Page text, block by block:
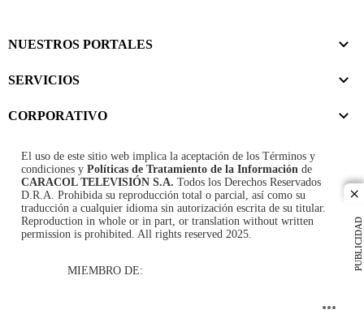
PUBLICIDAD
NUESTROS PORTALES
SERVICIOS
CORPORATIVO
El uso de este sitio web implica la aceptación de los Términos y
condiciones y Políticas de Tratamiento de la Información de
CARACOL TELEVISIÓN S.A. Todos los Derechos Reservados
D.R.A. Prohibida su reproducción total o parcial, así como su
traducción a cualquier idioma sin autorización escrita de su titular.
Reproduction in whole or in part, or translation without written
permission is prohibited. All rights reserved 2025.
MIEMBRO DE: